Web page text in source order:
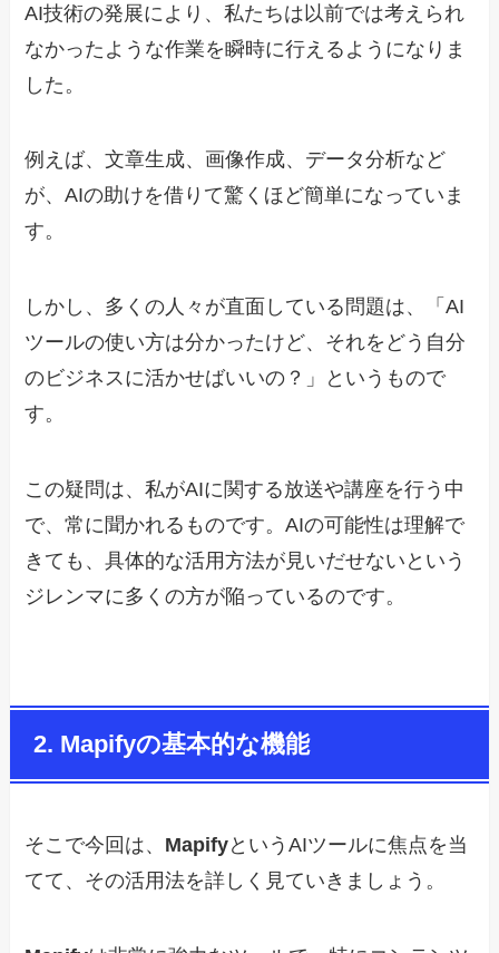
AI技術の発展により、私たちは以前では考えられ
なかったような作業を瞬時に行えるようになりま
した。
例えば、文章生成、画像作成、データ分析など
が、AIの助けを借りて驚くほど簡単になっていま
す。
しかし、多くの人々が直面している問題は、「AI
ツールの使い方は分かったけど、それをどう自分
のビジネスに活かせばいいの？」というもので
す。
この疑問は、私がAIに関する放送や講座を行う中
で、常に聞かれるものです。AIの可能性は理解で
きても、具体的な活用方法が見いだせないという
ジレンマに多くの方が陥っているのです。
2. Mapifyの基本的な機能
そこで今回は、 MapifyというAIツールに焦点を当
てて、その活用法を詳しく見ていきましょう。